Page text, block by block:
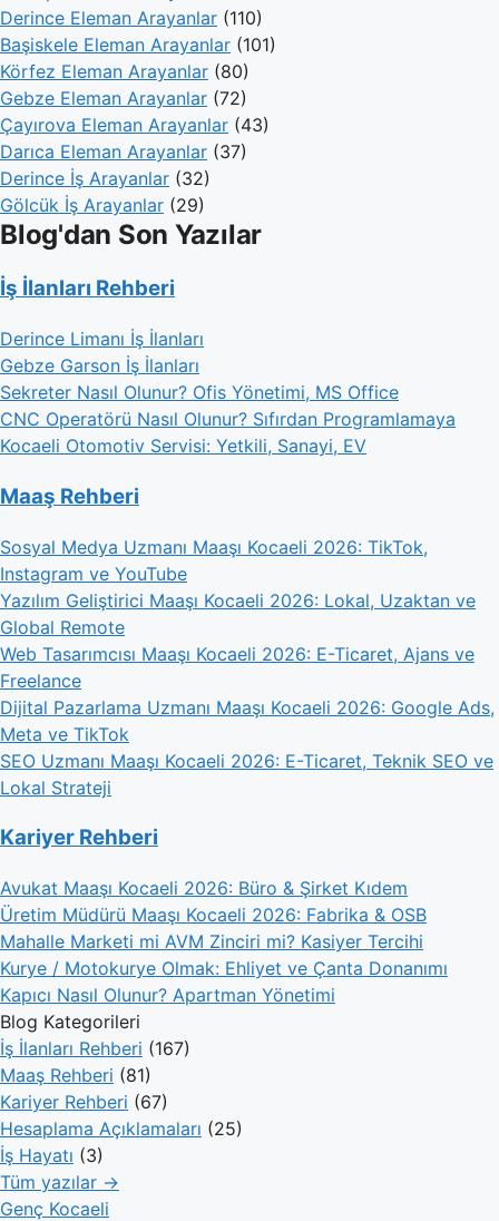
Derince Eleman Arayanlar (110)
Başiskele Eleman Arayanlar (101)
Körfez Eleman Arayanlar (80)
Gebze Eleman Arayanlar (72)
Çayırova Eleman Arayanlar (43)
Darıca Eleman Arayanlar (37)
Derince İş Arayanlar (32)
Gölcük İş Arayanlar (29)
Blog'dan Son Yazılar
İş İlanları Rehberi
Derince Limanı İş İlanları
Gebze Garson İş İlanları
Sekreter Nasıl Olunur? Ofis Yönetimi, MS Office
CNC Operatörü Nasıl Olunur? Sıfırdan Programlamaya
Kocaeli Otomotiv Servisi: Yetkili, Sanayi, EV
Maaş Rehberi
Sosyal Medya Uzmanı Maaşı Kocaeli 2026: TikTok,
Instagram ve YouTube
Yazılım Geliştirici Maaşı Kocaeli 2026: Lokal, Uzaktan ve
Global Remote
Web Tasarımcısı Maaşı Kocaeli 2026: E-Ticaret, Ajans ve
Freelance
Dijital Pazarlama Uzmanı Maaşı Kocaeli 2026: Google Ads,
Meta ve TikTok
SEO Uzmanı Maaşı Kocaeli 2026: E-Ticaret, Teknik SEO ve
Lokal Strateji
Kariyer Rehberi
Avukat Maaşı Kocaeli 2026: Büro & Şirket Kıdem
Üretim Müdürü Maaşı Kocaeli 2026: Fabrika & OSB
Mahalle Marketi mi AVM Zinciri mi? Kasiyer Tercihi
Kurye / Motokurye Olmak: Ehliyet ve Çanta Donanımı
Kapıcı Nasıl Olunur? Apartman Yönetimi
Blog Kategorileri
İş İlanları Rehberi (167)
Maaş Rehberi (81)
Kariyer Rehberi (67)
Hesaplama Açıklamaları (25)
İş Hayatı (3)
Tüm yazılar →
Genç Kocaeli